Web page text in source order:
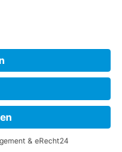
sulzbach-
e.V.
|